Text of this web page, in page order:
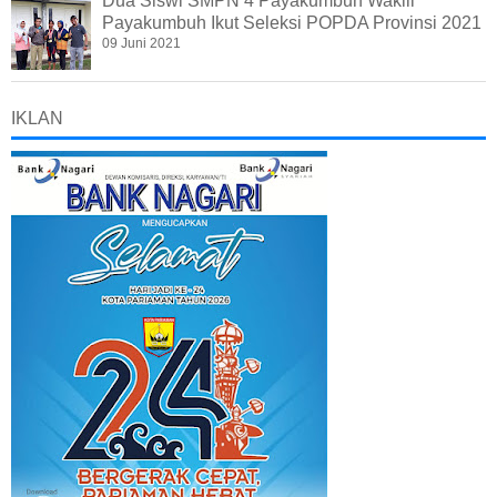
Payakumbuh Ikut Seleksi POPDA Provinsi 2021
09 Juni 2021
IKLAN